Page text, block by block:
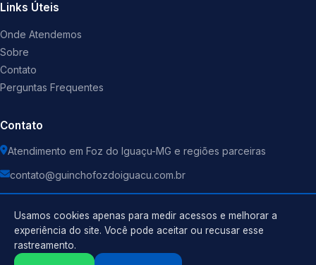
Links Úteis
Onde Atendemos
Sobre
Contato
Perguntas Frequentes
Contato
Atendimento em Foz do Iguaçu-MG e regiões parceiras
contato@guinchofozdoiguacu.com.br
Usamos cookies apenas para medir acessos e melhorar a
experiência do site. Você pode aceitar ou recusar esse
rastreamento.